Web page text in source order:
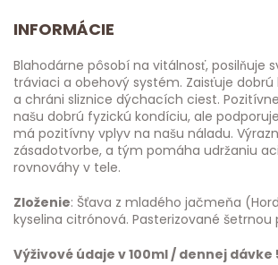
INFORMÁCIE
Blahodárne pôsobí na vitálnosť, posilňuje
tráviaci a obehový systém. Zaisťuje
a chráni sliznice dýchacích ciest.
našu dobrú fyzickú kondíciu, ale
má pozitívny vplyv na našu náladu.
zásadotvorbe, a tým pomáha udržaniu
rovnováhy v tele.
Zloženie: Šťava z mladého jačmeňa
kyselina citrónová. Pasterizované šetrnou
Výživové údaje v 100ml / dennej dávke